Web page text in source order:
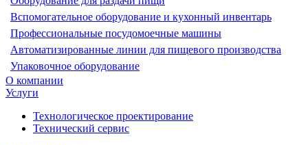
Вспомогательное оборудование и кухонный инвентарь
Профессиональные посудомоечные машины
Автоматизированные линии для пищевого производства
Упаковочное оборудование
О компании
Услуги
Технологическое проектирование
Технический сервис